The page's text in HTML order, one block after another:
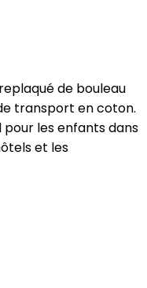
de bouleau
transport en coton.
les enfants dans
et les